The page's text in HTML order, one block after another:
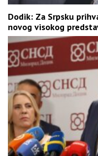
Dodik: Za Srpsku
novog visokog